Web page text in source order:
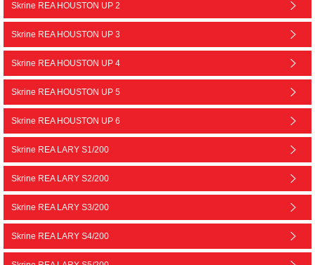
Skrine REA HOUSTON UP 2
Skrine REA HOUSTON UP 3
Skrine REA HOUSTON UP 4
Skrine REA HOUSTON UP 5
Skrine REA HOUSTON UP 6
Skrine REA LARY S1/200
Skrine REA LARY S2/200
Skrine REA LARY S3/200
Skrine REA LARY S4/200